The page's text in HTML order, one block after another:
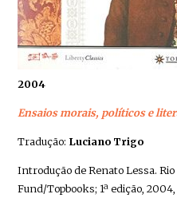
2004
Ensaios morais, políticos e
Tradução: Luciano Trigo
Introdução de Renato Lessa.
Fund/Topbooks; 1ª edição, 2004,